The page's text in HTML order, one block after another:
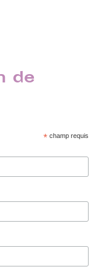
de
* champ requis